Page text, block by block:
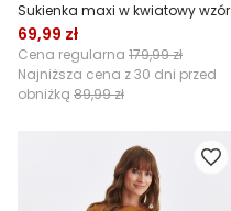
Sukienka maxi w kwiatowy wzór
69,99 zł
Cena regularna 179,99 zł
Najniższa cena z 30 dni przed
obniżką 89,99 zł